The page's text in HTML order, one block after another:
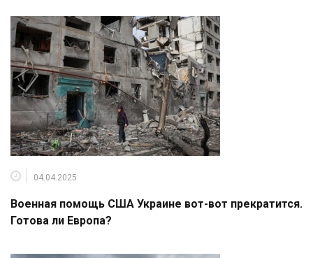
04.04.2025
Военная помощь США Украине вот-вот прекратится.
Готова ли Европа?